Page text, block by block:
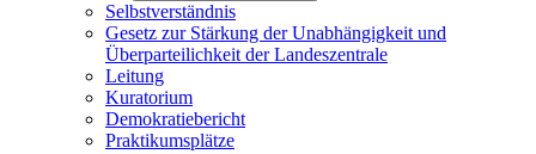
Selbstverständnis
Gesetz zur Stärkung der Unabhängigkeit und
Überparteilichkeit der Landeszentrale
Leitung
Kuratorium
Demokratiebericht
Praktikumsplätze